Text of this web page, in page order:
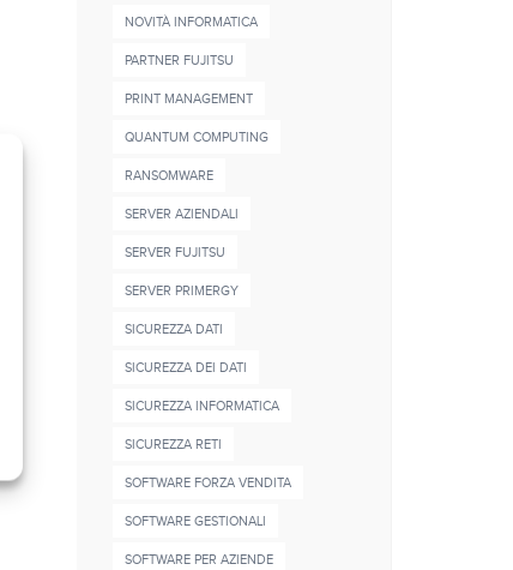
NOVITÀ INFORMATICA
PARTNER FUJITSU
PRINT MANAGEMENT
QUANTUM COMPUTING
RANSOMWARE
SERVER AZIENDALI
SERVER FUJITSU
SERVER PRIMERGY
SICUREZZA DATI
SICUREZZA DEI DATI
SICUREZZA INFORMATICA
SICUREZZA RETI
SOFTWARE FORZA VENDITA
SOFTWARE GESTIONALI
SOFTWARE PER AZIENDE